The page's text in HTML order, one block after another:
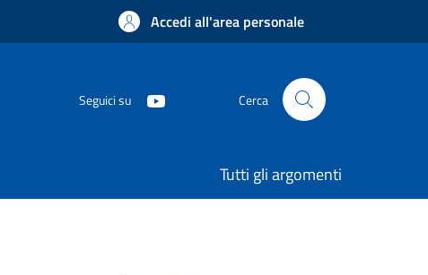
Accedi all'area personale
Seguici su Cerca
Tutti gli argomenti